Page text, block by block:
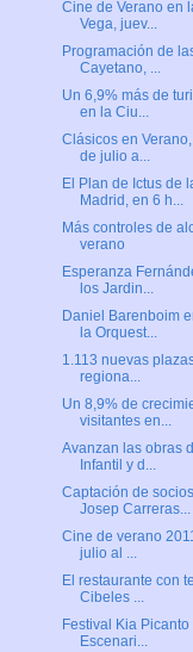
Cine de Verano en
Vega, juev...
Programación de
Cayetano, ...
Un 6,9% más de
en la Ciu...
Clásicos en
de julio a...
El Plan de Ictus de
Madrid, en 6 h...
Más controles de
verano
Esperanza
los Jardin...
Daniel Barenboim
la Orquest...
1.113 nuevas
regiona...
Un 8,9% de
visitantes en...
Avanzan las obras
Infantil y d...
Captación de
Josep Carreras...
Cine de verano
julio al ...
El restaurante con
Cibeles ...
Festival Kia
Escenari...